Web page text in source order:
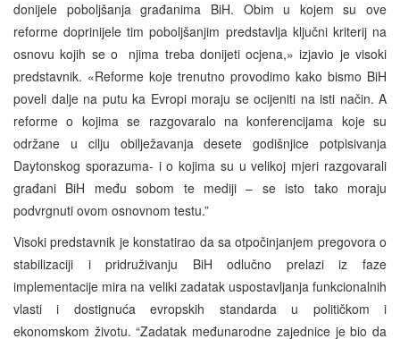
donijele poboljšanja građanima BiH. Obim u kojem su ove
reforme doprinijele tim poboljšanjim predstavlja ključni kriterij na
osnovu kojih se o njima treba donijeti ocjena,» izjavio je visoki
predstavnik. «Reforme koje trenutno provodimo kako bismo BiH
poveli dalje na putu ka Evropi moraju se ocijeniti na isti način. A
reforme o kojima se razgovaralo na konferencijama koje su
održane u cilju obilježavanja desete godišnjice potpisivanja
Daytonskog sporazuma- i o kojima su u velikoj mjeri razgovarali
građani BiH među sobom te mediji – se isto tako moraju
podvrgnuti ovom osnovnom testu.”
Visoki predstavnik je konstatirao da sa otpočinjanjem pregovora o
stabilizaciji i pridruživanju BiH odlučno prelazi iz faze
implementacije mira na veliki zadatak uspostavljanja funkcionalnih
vlasti i dostignuća evropskih standarda u političkom i
ekonomskom životu. “Zadatak međunarodne zajednice je bio da